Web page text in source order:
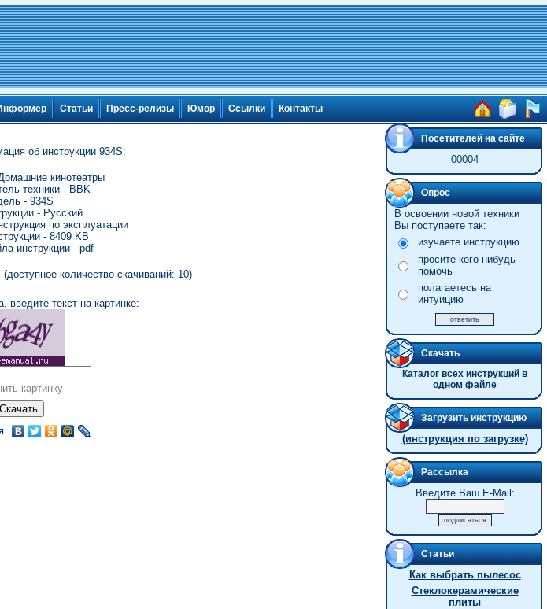
Статьи Пресс-релизы Юмор Ссылки Контакты
об инструкции 934S:
кинотеатры
техники - BBK
- 934S
- Русский
по эксплуатации
- 8409 KB
инструкции - pdf
количество скачиваний: 10)
текст на картинке:
картинку
Посетителей на сайте
00004
Опрос
В освоении новой техники
Вы поступаете так:
изучаете инструкцию
просите кого-нибудь
помочь
полагаетесь на
интуицию
Скачать
Каталог всех инструкций в
одном файле
Загрузить инструкцию
(инструкция по загрузке)
Рассылка
Введите Ваш E-Mail:
Статьи
Как выбрать пылесос
Стеклокерамические
плиты